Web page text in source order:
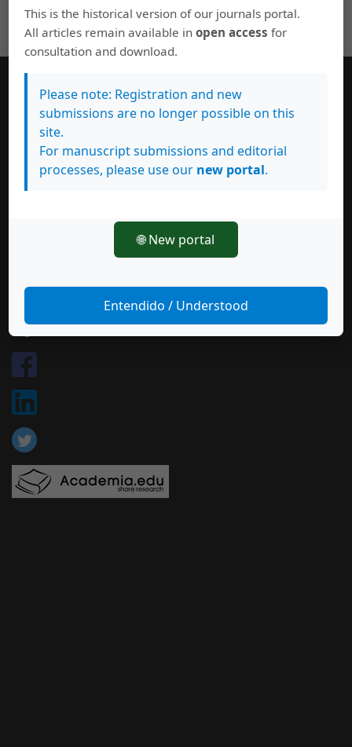
Información general
Equipo editorial
Políticas de uso
Normas de autor
This is the historical version of our journals portal.
All articles remain available inopen access for
consultation and download.
Please note: Registration and new
submissions are no longer possible on this
site.
For manuscript submissions and editorial
processes, please use our new portal.
🌐 New portal
Entendido / Understood